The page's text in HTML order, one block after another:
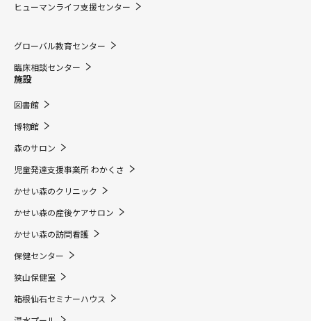
ヒューマンライフ支援センター
グローバル教育センター
臨床相談センター
施設
図書館
博物館
森のサロン
児童発達支援事業所 わかくさ
かせい森のクリニック
かせい森の産後ケアサロン
かせい森の訪問看護
保健センター
狭山保健室
箱根仙石セミナーハウス